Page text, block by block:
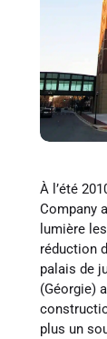
À l’été
Company
lumière
réduction
palais de
(Géorgie)
plus un